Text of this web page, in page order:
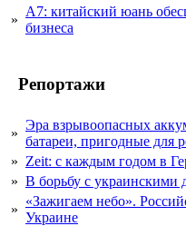
»
А7: китайский юань
бизнеса
Репортажи
»
Эра взрывоопасных
батареи, пригодные для
» Zeit: с каждым годом в
» В борьбу с украинскими
»
«Зажигаем небо».
Украине